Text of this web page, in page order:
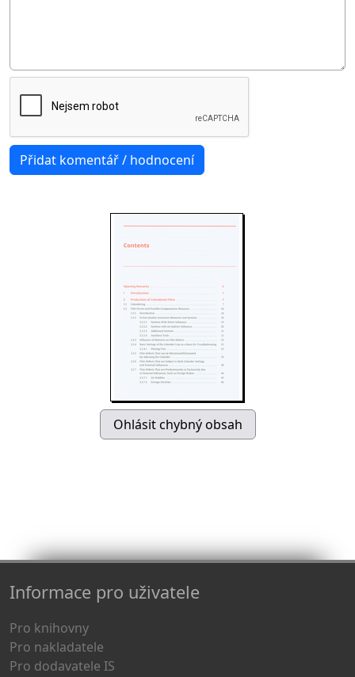
Informace pro uživatele
Pro knihovny
Pro nakladatele
Pro dodavatele IS